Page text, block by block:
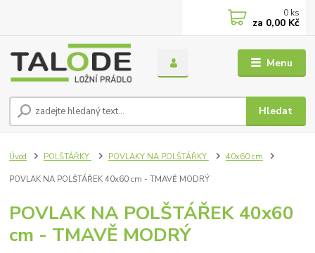
Menu
Hledat
0 ks
za 0,00 Kč
Úvod POLŠTÁŘKY POVLAKY NA POLŠTÁŘKY 40x60 cm
POVLAK NA POLŠTÁŘEK 40x60 cm - TMAVĚ MODRÝ
POVLAK NA POLŠTÁŘEK 40x60
cm - TMAVĚ MODRÝ